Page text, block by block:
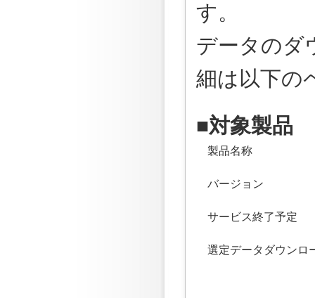
す。
データのダ
細は以下の
■対象製品
製品名称
バージョン
サービス終了予定
選定データダウンロ